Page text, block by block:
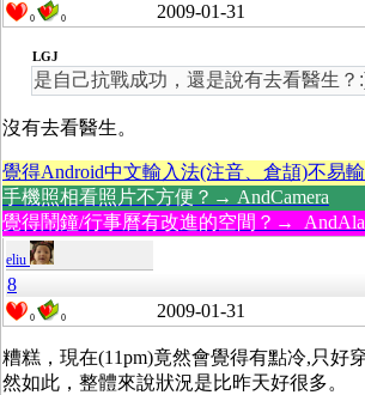
0 0 2009-01-31
LGJ
是自己抗戰成功，還是說有去看醫生？
沒有去看醫生。
覺得Android中文輸入法(注音、倉頡)不易
手機照相看照片不方便？→ AndCamera
覺得鬧鐘/行事曆有改進的空間？→
eliu
8
0 0 2009-01-31
糟糕，現在(11pm)竟然會覺得有點冷,只好
然如此，整體來說狀況是比昨天好很多。